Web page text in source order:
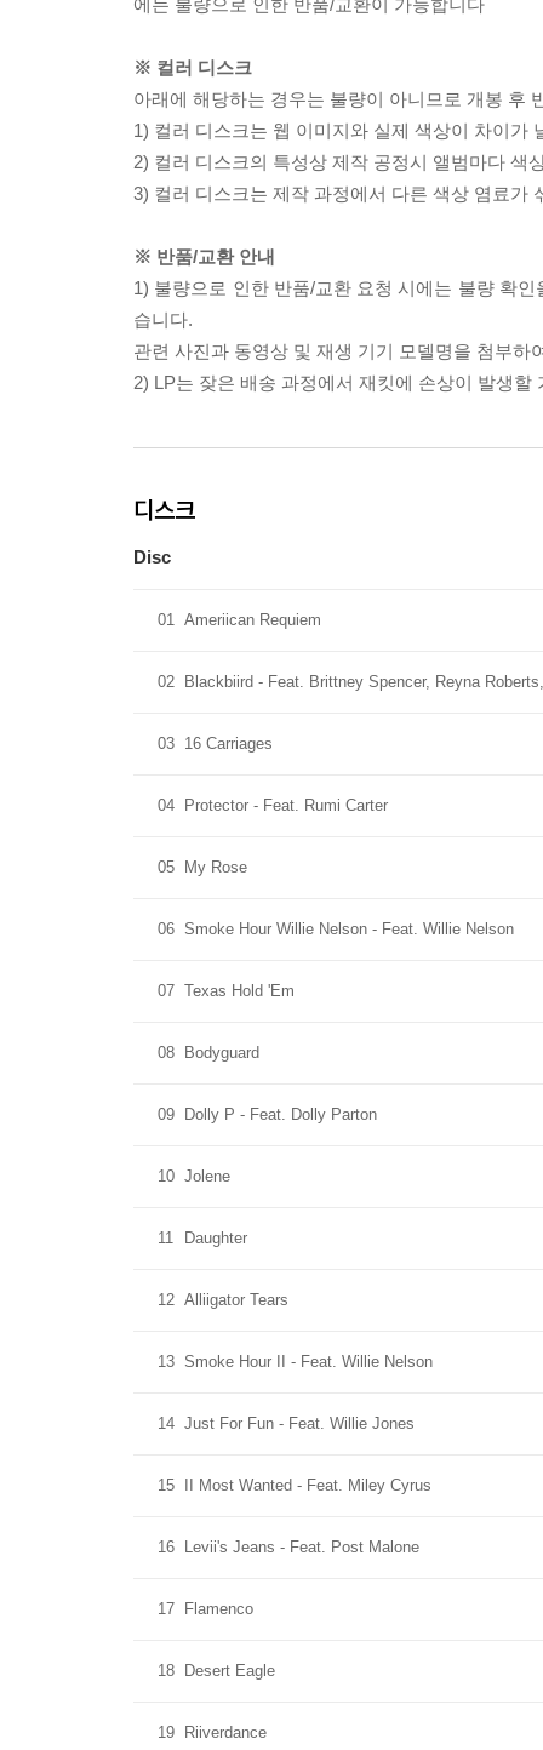
에는 불량으로 인한 반품/교환이 가능합니다
※ 컬러 디스크
아래에 해당하는 경우는 불량이 아니므로 개봉 후
1) 컬러 디스크는 웹 이미지와 실제 색상이 차이가
2) 컬러 디스크의 특성상 제작 공정시 앨범마다 색
3) 컬러 디스크는 제작 과정에서 다른 색상 염료가
※ 반품/교환 안내
1) 불량으로 인한 반품/교환 요청 시에는 불량 확
습니다.
관련 사진과 동영상 및 재생 기기 모델명을 첨부하
2) LP는 잦은 배송 과정에서 재킷에 손상이 발생
디스크
Disc
01 Ameriican Requiem
02 Blackbiird - Feat. Brittney Spencer, Reyna
03 16 Carriages
04 Protector - Feat. Rumi Carter
05 My Rose
06 Smoke Hour Willie Nelson - Feat. Willie Nelson
07 Texas Hold 'Em
08 Bodyguard
09 Dolly P - Feat. Dolly Parton
10 Jolene
11 Daughter
12 Alliigator Tears
13 Smoke Hour II - Feat. Willie Nelson
14 Just For Fun - Feat. Willie Jones
15 II Most Wanted - Feat. Miley Cyrus
16 Levii's Jeans - Feat. Post Malone
17 Flamenco
18 Desert Eagle
19 Riiverdance